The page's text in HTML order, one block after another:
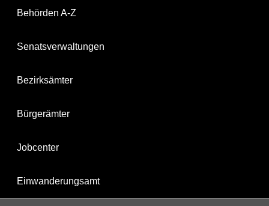
Behörden A-Z
Senatsverwaltungen
Bezirksämter
Bürgerämter
Jobcenter
Einwanderungsamt